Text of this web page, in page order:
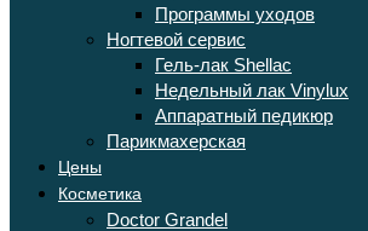
Программы уходов
Ногтевой сервис
Гель-лак Shellac
Недельный лак Vinylux
Аппаратный педикюр
Парикмахерская
Цены
Косметика
Doctor Grandel